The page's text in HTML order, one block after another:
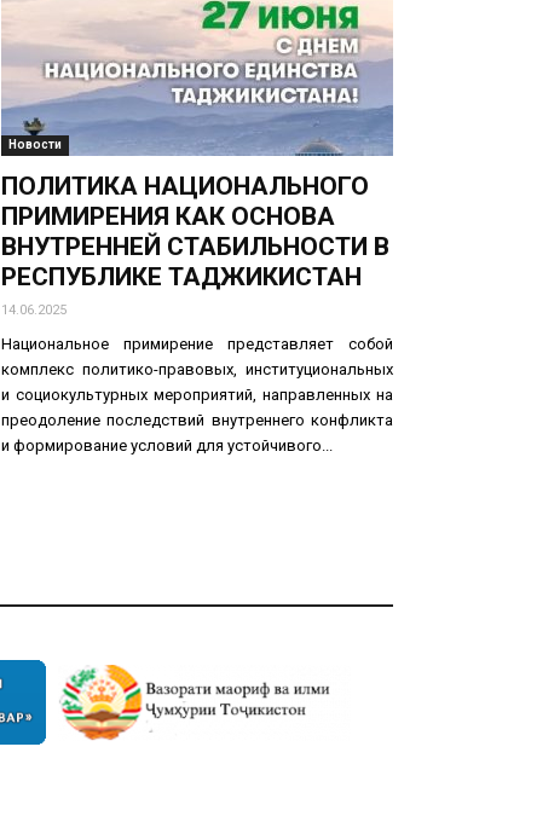
Новости
ПОЛИТИКА НАЦИОНАЛЬНОГО
ПРИМИРЕНИЯ КАК ОСНОВА
ВНУТРЕННЕЙ СТАБИЛЬНОСТИ В
РЕСПУБЛИКЕ ТАДЖИКИСТАН
14.06.2025
Национальное примирение представляет собой
комплекс политико-правовых, институциональных
и социокультурных мероприятий, направленных на
преодоление последствий внутреннего конфликта
и формирование условий для устойчивого...